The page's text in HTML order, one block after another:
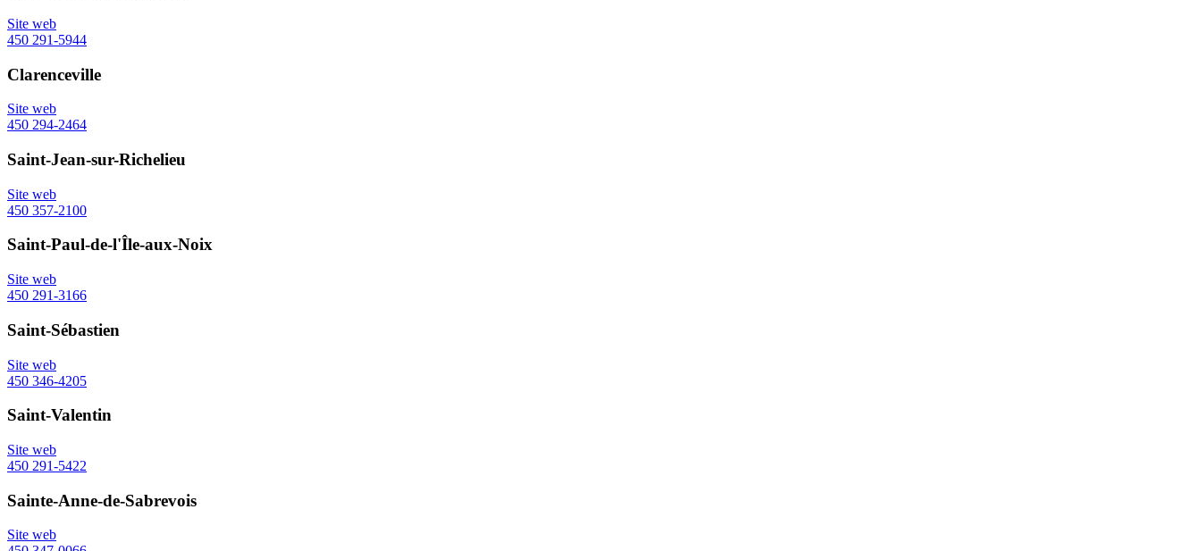
Site web
450 291-5944
Clarenceville
Site web
450 294-2464
Saint-Jean-sur-Richelieu
Site web
450 357-2100
Saint-Paul-de-l'Île-aux-Noix
Site web
450 291-3166
Saint-Sébastien
Site web
450 346-4205
Saint-Valentin
Site web
450 291-5422
Sainte-Anne-de-Sabrevois
Site web